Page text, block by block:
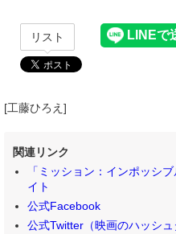
リスト
[工藤ひろえ]
関連リンク
「ミッション：インポッシ
イト
公式Facebook
公式Twitter（映画のハッシ